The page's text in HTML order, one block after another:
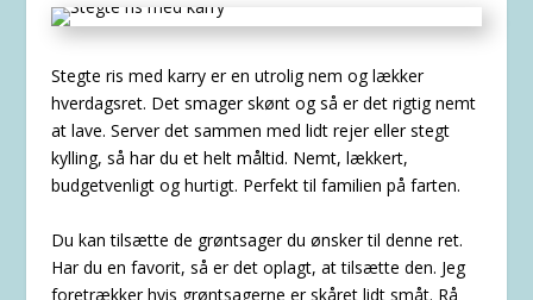
Stegte ris med karry er en utrolig nem og lækker
hverdagsret. Det smager skønt og så er det rigtig nemt
at lave. Server det sammen med lidt rejer eller stegt
kylling, så har du et helt måltid. Nemt, lækkert,
budgetvenligt og hurtigt. Perfekt til familien på farten.
Du kan tilsætte de grøntsager du ønsker til denne ret.
Har du en favorit, så er det oplagt, at tilsætte den. Jeg
foretrækker hvis grøntsagerne er skåret lidt småt. Rå